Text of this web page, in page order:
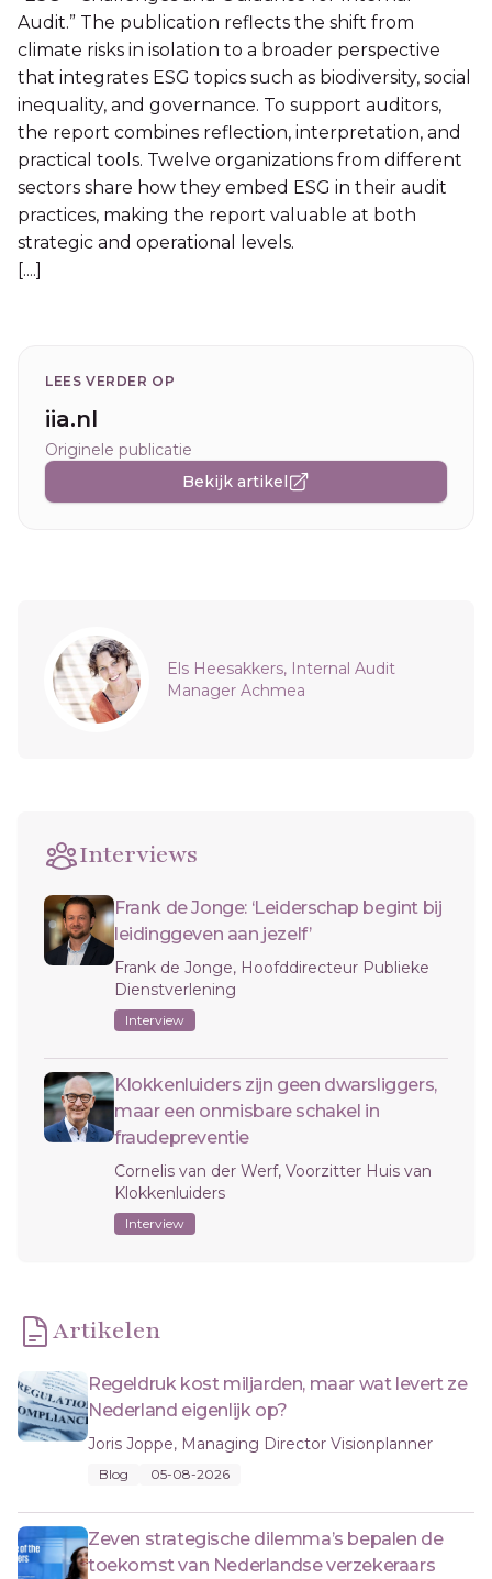
Audit.” The publication reflects the shift from
climate risks in isolation to a broader perspective
that integrates ESG topics such as biodiversity, social
inequality, and governance. To support auditors,
the report combines reflection, interpretation, and
practical tools. Twelve organizations from different
sectors share how they embed ESG in their audit
practices, making the report valuable at both
strategic and operational levels.
[....]
LEES VERDER OP
iia.nl
Originele publicatie
Bekijk artikel
Sidebar
Els Heesakkers, Internal Audit
Manager Achmea
Interviews
Frank de Jonge: ‘Leiderschap begint bij
leidinggeven aan jezelf’
Frank de Jonge, Hoofddirecteur Publieke
Dienstverlening
Interview
Klokkenluiders zijn geen dwarsliggers,
maar een onmisbare schakel in
fraudepreventie
Cornelis van der Werf, Voorzitter Huis van
Klokkenluiders
Interview
Artikelen
Regeldruk kost miljarden, maar wat levert ze
Nederland eigenlijk op?
Joris Joppe, Managing Director Visionplanner
Blog 05-08-2026
Zeven strategische dilemma’s bepalen de
toekomst van Nederlandse verzekeraars